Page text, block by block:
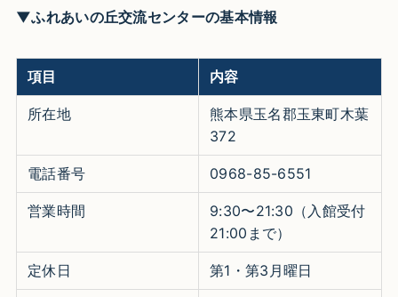
▼ふれあいの丘交流センターの基本情報
項目 内容
所在地
熊本県玉名郡玉東町木葉
372
電話番号 0968-85-6551
営業時間
9:30〜21:30（入館受付
21:00まで）
定休日 第1・第3月曜日